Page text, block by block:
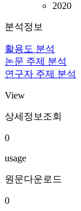
2020
분석정보
활용도 분석
논문 주제 분석
연구자 주제 분석
View
상세정보조회
0
usage
원문다운로드
0